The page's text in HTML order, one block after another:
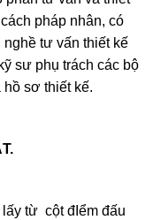
pháp nhân, có
tư vấn thiết kế
sư phụ trách các bộ
hồ sơ thiết kế.
từ cột đIểm đấu